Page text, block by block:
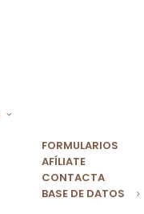
FORMULARIOS
AFÍLIATE
CONTACTA
BASE DE DATOS